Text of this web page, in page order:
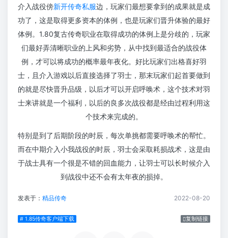
介入战役傍新开传奇私服边，玩家们最想要拿到的成果就是成
功了，这是取得更多资本的体例，也是玩家们晋升体验的最好
体例。1.80复古传奇职业在取得成功的体例上是分歧的，玩家
们最好弄清晰职业的上风和劣势，从中找到最适合的战役体
例，才可以将成功的概率最年夜化。好比玩家们出格喜好羽
士，且介入游戏以后直接选择了羽士，那末玩家们起首要做到
的就是尽快晋升品级，以后才可以开启呼唤术，这个技术对羽
士来讲就是一个福利，以后的良多次战役都是经由过程利用这
个技术来完成的。
特别是到了后期阶段的时辰，每次单挑都需要呼唤术的帮忙。
而在中期介入小我战役的时辰，羽士会采取耗损战术，这是由
于战士具有一个很是不错的回血能力，让羽士可以长时候介入
到战役中还不会有太年夜的损掉。
发表于： 精品传奇 2022-08-20
# 1.85传奇客户端下载 复制链接